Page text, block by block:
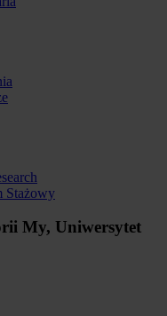
Stażowy
My, Uniwersytet